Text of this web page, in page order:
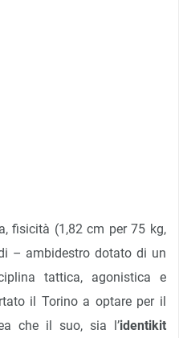
fisicità (1,82 cm per 75 kg,
– ambidestro dotato di un
tattica, agonistica e
il Torino a optare per il
che il suo, sia l’identikit